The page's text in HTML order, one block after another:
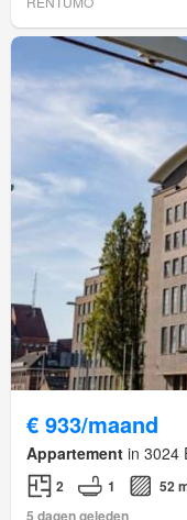
€ 933/maand
Appartement in 3024
2 1
52
5 dagen geleden